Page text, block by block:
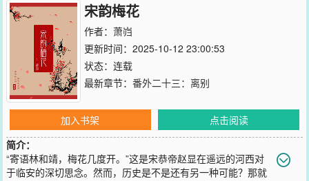
宋韵梅花
作者： 萧岿
更新时间：2025-10-12 23:00:53
状态：连载
最新章节： 番外二十三：离别
加入书架
点击阅读
简介：
“寄语林和靖，梅花几度开。”这是宋恭帝赵显在遥远的河西对
于临安的深切思念。然而，历史是不是还有另一种可能？那就